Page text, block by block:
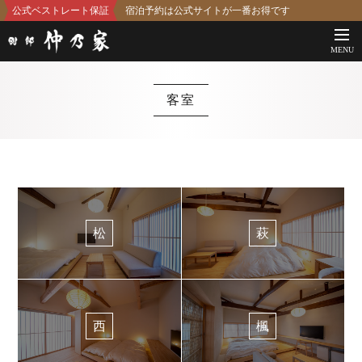
公式ベストレート保証 宿泊予約は公式サイトが一番お得です
MENU
客室
松 萩
西 楓